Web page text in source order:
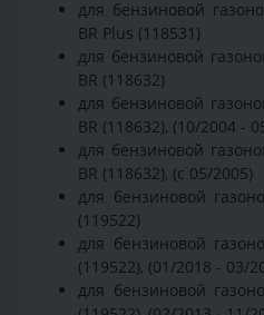
для бензиновой
BR Plus (118531)
для бензиновой
BR (118632)
для бензиновой
BR (118632), (10/2004 -
для бензиновой
BR (118632), (с 05/2005)
для бензиновой
(119522)
для бензиновой
(119522), (01/2018 - 03/
для бензиновой